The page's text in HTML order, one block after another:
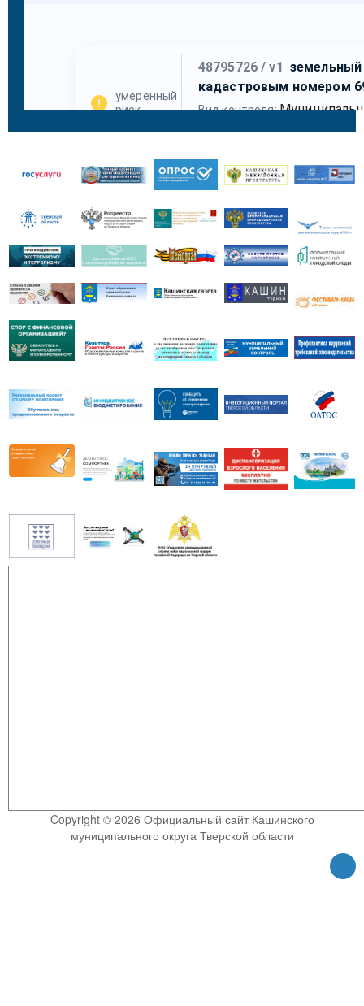
Copyright © 2026 Официальный сайт Кашинского
муниципального округа Тверской области